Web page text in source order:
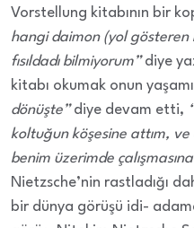
Vorstellung kitabının bir
hangi daimon (yol gösteren
fısıldadı bilmiyorum”diye
kitabı okumak onun
dönüşte”diye devam etti,
koltuğun köşesine attım,
benim üzerimde
Nietzsche’nin rastladığı
bir dünya görüşü idi-